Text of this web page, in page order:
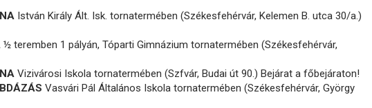
István Király Ált. Isk. tornatermében (Székesfehérvár, Kelemen B. utca 30/a.)
½ teremben 1 pályán, Tóparti Gimnázium tornatermében (Székesfehérvár,
Vizivárosi Iskola tornatermében (Szfvár, Budai út 90.) Bejárat a főbejáraton!
Vasvári Pál Általános Iskola tornatermében (Székesfehérvár, György